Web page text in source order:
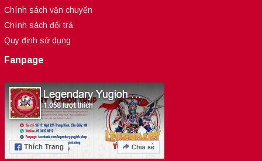
Chính sách vận chuyển
Chính sách đổi trả
Quy định sử dụng
Fanpage